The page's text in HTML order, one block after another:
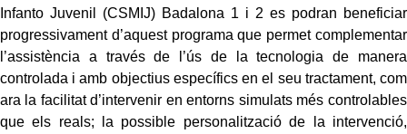
Infanto Juvenil (CSMIJ) Badalona 1 i 2 es podran beneficiar
progressivament d’aquest programa que permet complementar
l’assistència a través de l’ús de la tecnologia de manera
controlada i amb objectius específics en el seu tractament, com
ara la facilitat d’intervenir en entorns simulats més controlables
que els reals; la possible personalització de la intervenció,